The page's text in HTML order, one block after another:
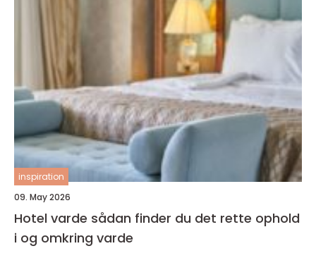
inspiration
09. May 2026
Hotel varde sådan finder du det rette ophold
i og omkring varde